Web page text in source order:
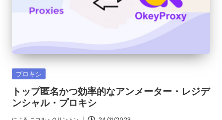
カ
ゴ
リ
ー
プロキシ
トップ匿名かつ効率的なアンメーター・レジデ
ンシャル・プロキシ